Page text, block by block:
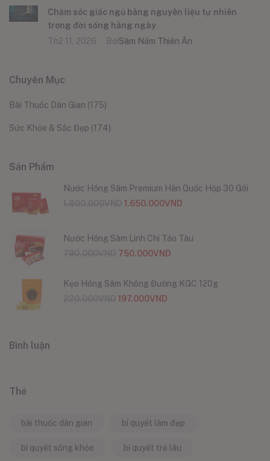
Chăm sóc giấc ngủ bằng nguyên liệu tự nhiên
trong đời sống hằng ngày
Th2 11, 2026
BởiSâm Nấm Thiên Ân
Chuyên Mục
Bài Thuốc Dân Gian (175)
Sức Khỏe & Sắc Đẹp (174)
Sản Phẩm
Nước Hồng Sâm Premium Hàn Quốc Hộp 30 Gói
1.650.000VND
Nước Hồng Sâm Linh Chi Táo Tàu
750.000VND
Kẹo Hồng Sâm Không Đường KGC 120g
197.000VND
Bình luận
Thẻ
bài thuốc dân gian bí quyết làm đẹp
bí quyết sống khỏe bí quyết trẻ lâu